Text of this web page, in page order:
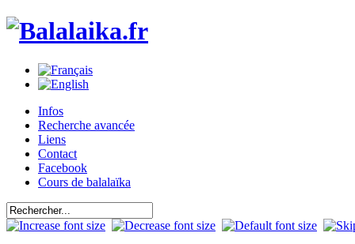
Infos
Recherche avancée
Liens
Contact
Facebook
Cours de balalaïka